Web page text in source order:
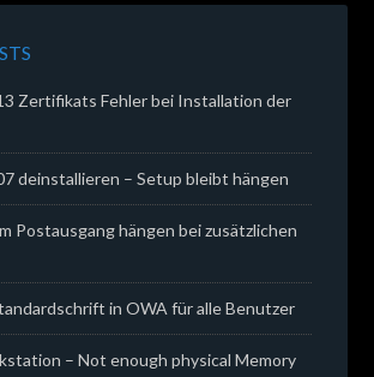
Zertifikats Fehler bei Installation der
deinstallieren – Setup bleibt hängen
Postausgang hängen bei zusätzlichen
in OWA für alle Benutzer
– Not enough physical Memory